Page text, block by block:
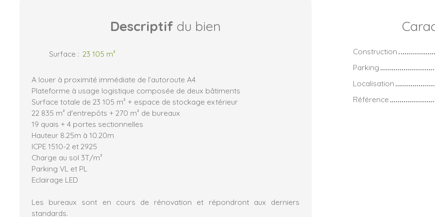
Descriptif du bien
Surface : 23 105 m²
A louer à proximité immédiate de l’autoroute A4
Plateforme à usage logistique composée de deux bâtiments
Surface totale de 23 105 m² + espace de stockage extérieur
22 835 m² d'entrepôts + 270 m² de bureaux
19 quais + 4 portes sectionnelles
Hauteur 8.25m à 10.20m
ICPE 1510-2 et 2925
Charge au sol 3T/m²
Parking VL et PL
Eclairage LED
Les bureaux sont en cours de rénovation et répondront aux derniers
standards.
Construction
Parking
Localisation
Référence